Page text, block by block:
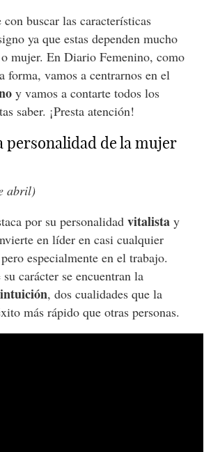
buscar las características
ya que estas dependen mucho
mujer. En Diario Femenino, como
forma, vamos a centrarnos en el
y vamos a contarte todos los
saber. ¡Presta atención!
personalidad de la mujer
abril)
por su personalidad vitalistay
en líder en casi cualquier
especialmente en el trabajo.
carácter se encuentran la
intuición, dos cualidades que la
más rápido que otras personas.